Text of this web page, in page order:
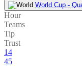
World Cup -
Hour
Teams
Tip
Trust
14
45